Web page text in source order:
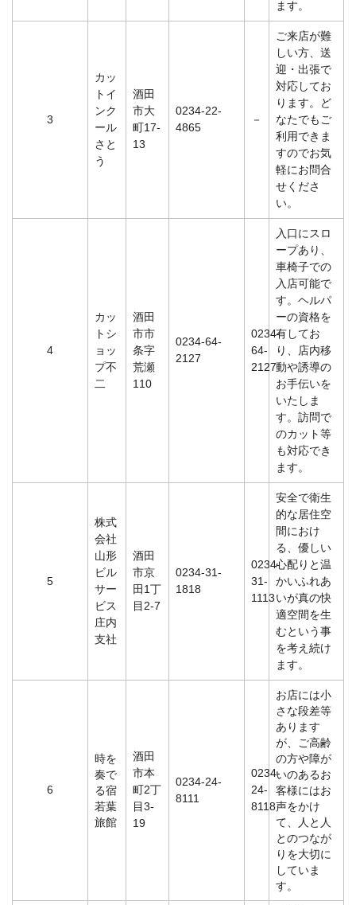
ます。
3
カッ
トイ
ンク
ール
さと
う
酒田
市大
町17-
13
0234-22-
4865
－
ご来店が難
しい方、送
迎・出張で
対応してお
ります。ど
なたでもご
利用できま
すのでお気
軽にお問合
せくださ
い。
4
カッ
トシ
ョッ
プ不
二
酒田
市市
条字
荒瀬
110
0234-64-
2127
0234-
64-
2127
入口にスロ
ープあり、
車椅子での
入店可能で
す。ヘルパ
ーの資格を
有してお
り、店内移
動や誘導の
お手伝いを
いたしま
す。訪問で
のカット等
も対応でき
ます。
5
株式
会社
山形
ビル
サー
ビス
庄内
支社
酒田
市京
田1丁
目2-7
0234-31-
1818
0234-
31-
1113
安全で衛生
的な居住空
間におけ
る、優しい
心配りと温
かいふれあ
いが真の快
適空間を生
むという事
を考え続け
ます。
6
時を
奏で
る宿
若葉
旅館
酒田
市本
町2丁
目3-
19
0234-24-
8111
0234-
24-
8118
お店には小
さな段差等
あります
が、ご高齢
の方や障が
いのあるお
客様にはお
声をかけ
て、人と人
とのつなが
りを大切に
していま
す。